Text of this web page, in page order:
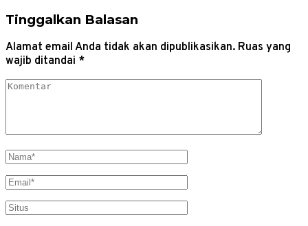
Tinggalkan Balasan
Alamat email Anda tidak akan dipublikasikan. Ruas yang
wajib ditandai *